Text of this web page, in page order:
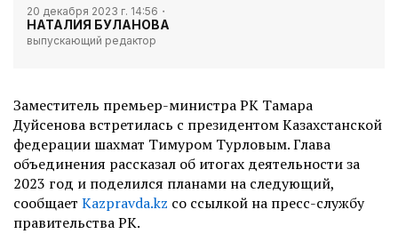
20 декабря 2023 г. 14:56
НАТАЛИЯ БУЛАНОВА
выпускающий редактор
Заместитель премьер-министра РК Тамара
Дуйсенова встретилась с президентом Казахстанской
федерации шахмат Тимуром Турловым. Глава
объединения рассказал об итогах деятельности за
2023 год и поделился планами на следующий,
сообщает Kazpravda.kz со ссылкой на пресс-службу
правительства РК.